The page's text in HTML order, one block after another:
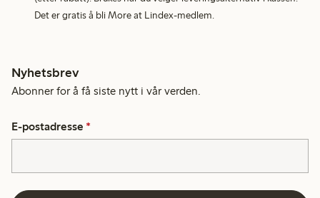
Det er gratis å bli More at Lindex-medlem.
Nyhetsbrev
Abonner for å få siste nytt i vår verden.
E-postadresse *